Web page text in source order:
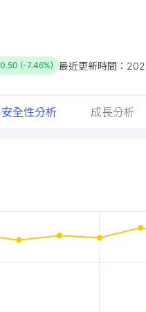
(-7.46%) 最近更新時間：
安全性分析 成長分析